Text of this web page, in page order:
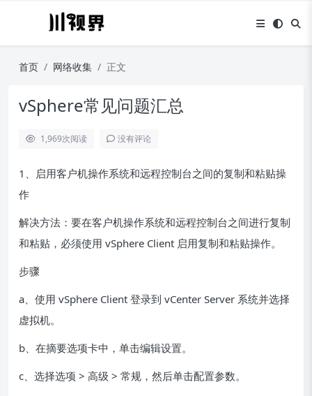
首页 网络收集 正文
vSphere常见问题汇总
1,969次阅读 没有评论
1、启用客户机操作系统和远程控制台之间的复制和粘贴操
作
解决方法：要在客户机操作系统和远程控制台之间进行复制
和粘贴，必须使用 vSphere Client 启用复制和粘贴操作。
步骤
a、使用 vSphere Client 登录到 vCenter Server 系统并选择
虚拟机。
b、在摘要选项卡中，单击编辑设置。
c、选择选项 > 高级 > 常规，然后单击配置参数。